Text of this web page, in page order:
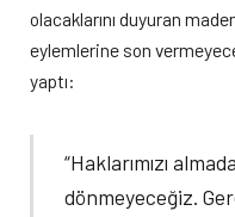
olacaklarını duyuran
eylemlerine son
yaptı:
“Haklarımızı
dönmeyeceğiz.